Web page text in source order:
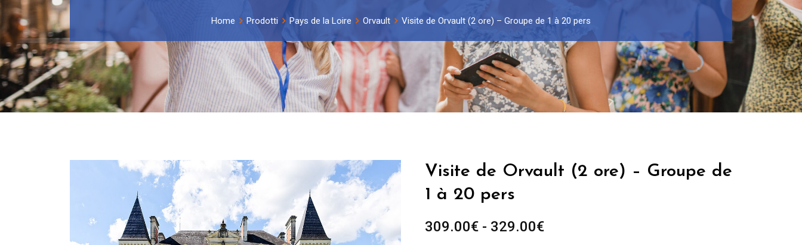
Home Prodotti Pays de la Loire Orvault Visite de Orvault (2 ore) – Groupe de 1 à 20 pers
Visite de Orvault (2 ore) – Groupe de
1 à 20 pers
309.00€ - 329.00€Fascia